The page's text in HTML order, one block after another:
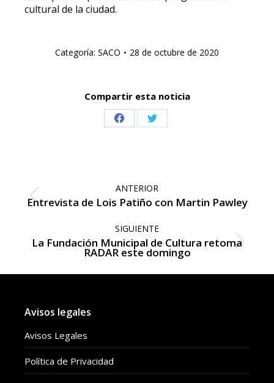
cultural de la ciudad.
Categoría: SACO 28 de octubre de 2020
Compartir esta noticia
Share Share
entre
publicaciones
ANTERIOR
Publicación
Entrevista de Lois Patiño con Martin Pawley
SIGUIENTE
Publicación
siguiente:
La Fundación Municipal de Cultura retoma
RADAR este domingo
Avisos legales
Avisos Legales
Política de Privacidad